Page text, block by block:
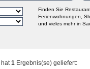
Finden Sie
Ferienwohnungen,
und vieles mehr in
hat1 Ergebnis(se) geliefert: